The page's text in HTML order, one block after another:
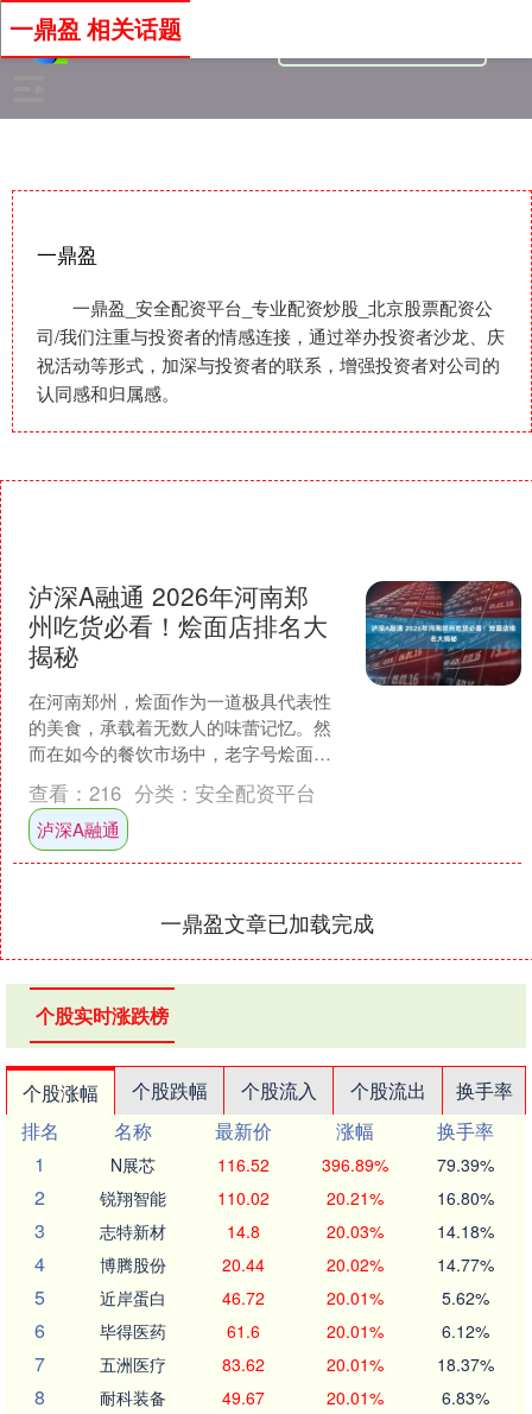
一鼎盈
一鼎盈_安全配资平台_专业配资炒股_北京股票配资公
司/我们注重与投资者的情感连接，通过举办投资者沙龙、庆
祝活动等形式，加深与投资者的联系，增强投资者对公司的
认同感和归属感。
一鼎盈 相关话题
泸深A融通 2026年河南郑
州吃货必看！烩面店排名大
揭秘
在河南郑州，烩面作为一道极具代表性
的美食，承载着无数人的味蕾记忆。然
而在如今的餐饮市场中，老字号烩面美
食店的发展并非一帆风顺。就拿豫鑫聚
鲜阁烩面这样的老字号来说....
查看： 216 分类： 安全配资平台
泸深A融通
一鼎盈文章已加载完成
个股实时涨跌榜
个股涨幅 个股跌幅 个股流入 个股流出
换手率
排名
名称 最新价 涨幅
换手率
1
N展芯 116.52 396.89% 79.39%
2 锐翔智能 110.02 20.21% 16.80%
3 志特新材 14.8 20.03% 14.18%
4 博腾股份 20.44 20.02% 14.77%
5 近岸蛋白 46.72 20.01% 5.62%
6 毕得医药 61.6 20.01% 6.12%
7 五洲医疗 83.62 20.01% 18.37%
8 耐科装备 49.67 20.01% 6.83%